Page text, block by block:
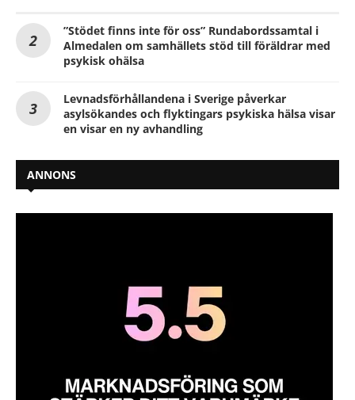
”Stödet finns inte för oss” Rundabordssamtal i
Almedalen om samhällets stöd till föräldrar med
psykisk ohälsa
Levnadsförhållandena i Sverige påverkar
asylsökandes och flyktingars psykiska hälsa visar
en visar en ny avhandling
ANNONS